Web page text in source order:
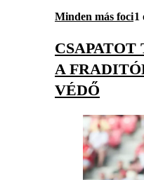
Minden más foci1
A
VÉDŐ